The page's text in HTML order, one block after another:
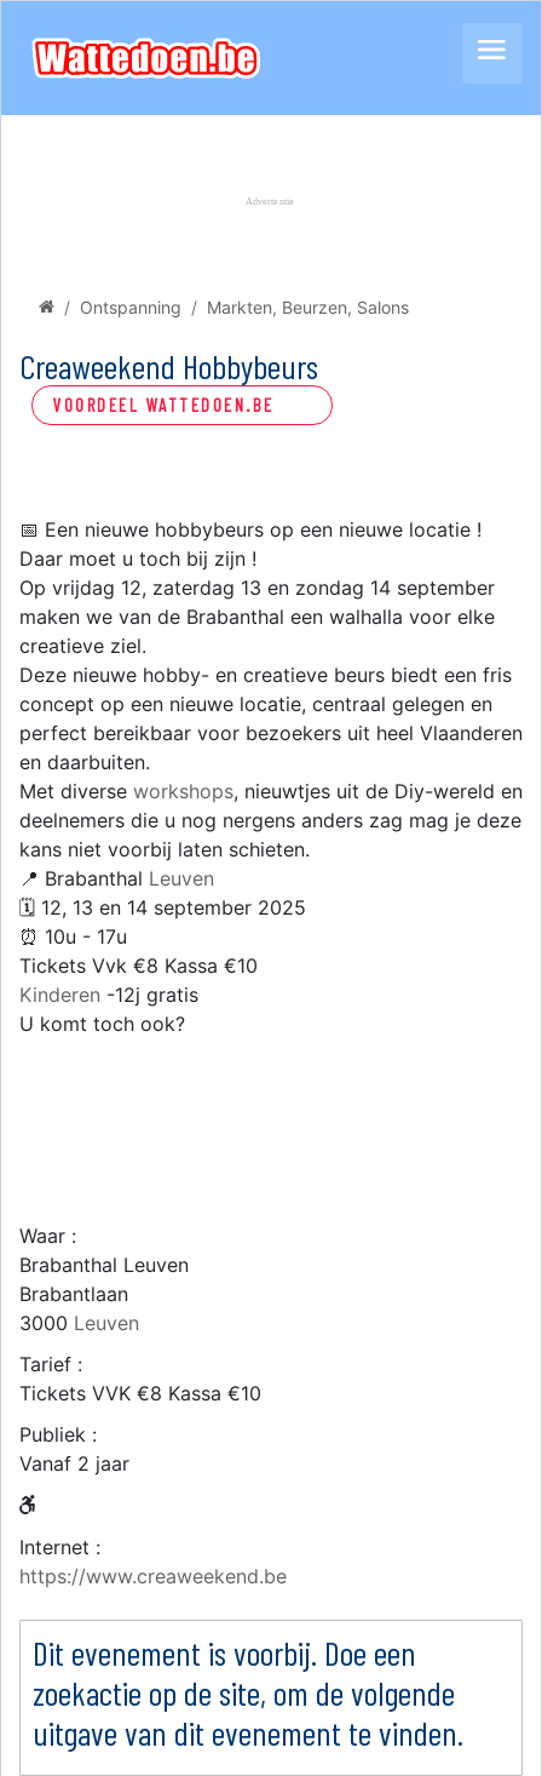
Ontspanning Markten, Beurzen, Salons
Creaweekend Hobbybeurs
VOORDEEL WATTEDOEN.BE
📅 Een nieuwe hobbybeurs op een nieuwe locatie !
Daar moet u toch bij zijn !
Op vrijdag 12, zaterdag 13 en zondag 14 september
maken we van de Brabanthal een walhalla voor elke
creatieve ziel.
Deze nieuwe hobby- en creatieve beurs biedt een fris
concept op een nieuwe locatie, centraal gelegen en
perfect bereikbaar voor bezoekers uit heel Vlaanderen
en daarbuiten.
Met diverse workshops, nieuwtjes uit de Diy-wereld en
deelnemers die u nog nergens anders zag mag je deze
kans niet voorbij laten schieten.
📍 Brabanthal Leuven
🗓️ 12, 13 en 14 september 2025
⏰ 10u - 17u
Tickets Vvk €8 Kassa €10
Kinderen -12j gratis
U komt toch ook?
Waar :
Brabanthal Leuven
Brabantlaan
3000 Leuven
Tarief :
Tickets VVK €8 Kassa €10
Publiek :
Vanaf 2 jaar
Internet :
https://www.creaweekend.be
Dit evenement is voorbij. Doe een
zoekactie op de site, om de volgende
uitgave van dit evenement te vinden.